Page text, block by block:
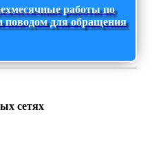
работы по
поводом для обращения
сетях